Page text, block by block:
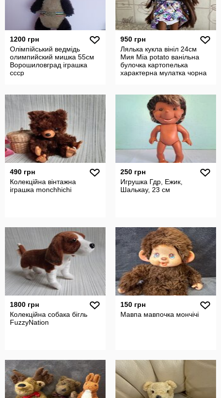
1200 грн
Олімпійський ведмідь
олимпийский мишка 55см
Ворошиловград іграшка
ссср
950 грн
Лялька кукла вініл 24см
Мия Міа potato ванільна
булочка картопелька
характерна мулатка чорна
490 грн
Колекційна вінтажна
іграшка monchhichi
250 грн
Игрушка Гдр, Ежик,
Шалькау, 23 см
1800 грн
Колекційна собака бігль
FuzzyNation
150 грн
Мавпа мавпочка мончічі